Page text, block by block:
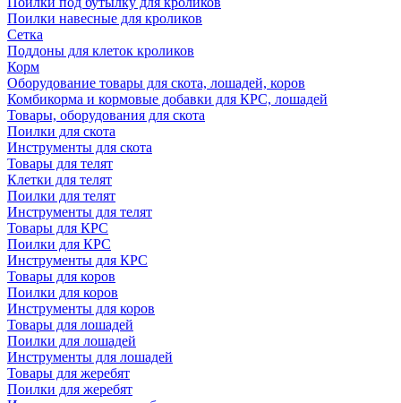
Поилки навесные для кроликов
Сетка
Поддоны для клеток кроликов
Корм
Оборудование товары для скота, лошадей, коров
Комбикорма и кормовые добавки для КРС, лошадей
Товары, оборудования для скота
Поилки для скота
Инструменты для скота
Товары для телят
Клетки для телят
Поилки для телят
Инструменты для телят
Товары для КРС
Поилки для КРС
Инструменты для КРС
Товары для коров
Поилки для коров
Инструменты для коров
Товары для лошадей
Поилки для лошадей
Инструменты для лошадей
Товары для жеребят
Поилки для жеребят